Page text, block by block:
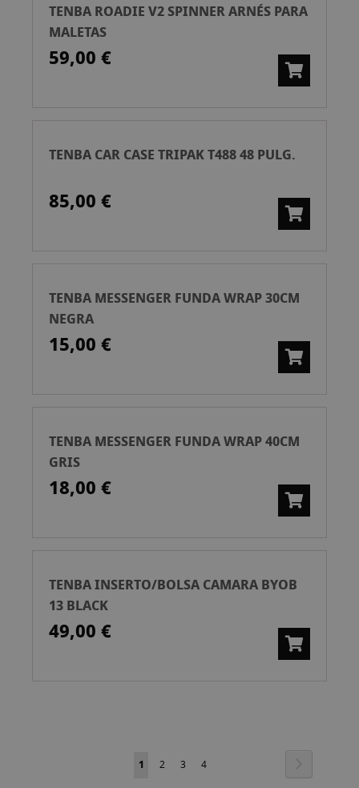
TENBA ROADIE V2 SPINNER ARNÉS PARA
MALETAS
59,00 €
TENBA CAR CASE TRIPAK T488 48 PULG.
85,00 €
TENBA MESSENGER FUNDA WRAP 30CM
NEGRA
15,00 €
TENBA MESSENGER FUNDA WRAP 40CM
GRIS
18,00 €
TENBA INSERTO/BOLSA CAMARA BYOB
13 BLACK
49,00 €
Página
Actualmente
1 Página
2 Página
3 Página
4